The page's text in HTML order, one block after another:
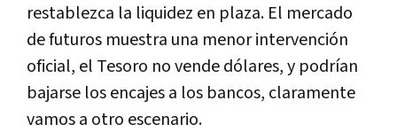
restablezca la liquidez en plaza. El mercado
de futuros muestra una menor intervención
oficial, el Tesoro no vende dólares, y podrían
bajarse los encajes a los bancos, claramente
vamos a otro escenario.